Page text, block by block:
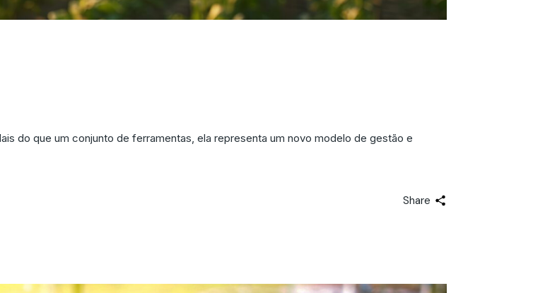
do que um conjunto de ferramentas, ela representa um novo modelo de gestão e
Share